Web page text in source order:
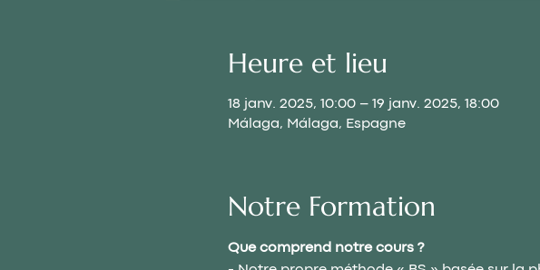
Heure et lieu
18 janv. 2025, 10:00 – 19 janv. 2025, 18:00
Málaga, Málaga, Espagne
Notre Formation
Que comprend notre cours ?